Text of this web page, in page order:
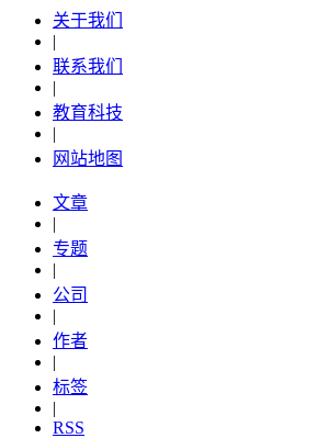
关于我们
|
联系我们
|
教育科技
|
网站地图
文章
|
专题
|
公司
|
作者
|
标签
|
RSS